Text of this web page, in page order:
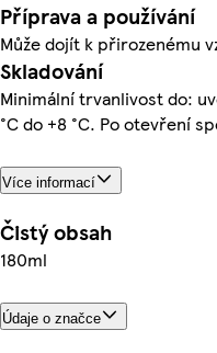
Příprava a používání
Může dojít k přirozenému
Skladování
Minimální trvanlivost do:
°C do +8 °C. Po otevření
Více informací
Čistý obsah
180ml
Údaje o značce